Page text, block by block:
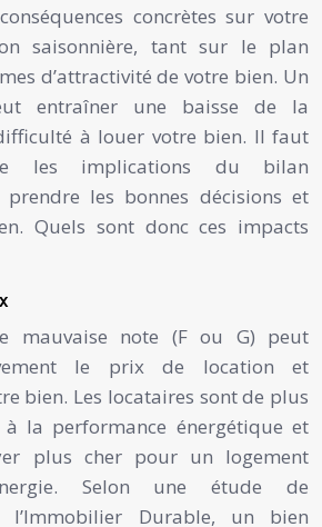
concrètes sur votre
saisonnière, tant sur le plan
d’attractivité de votre bien. Un
entraîner une baisse de la
à louer votre bien. Il faut
les implications du bilan
les bonnes décisions et
Quels sont donc ces impacts
mauvaise note (F ou G) peut
le prix de location et
bien. Les locataires sont de plus
la performance énergétique et
plus cher pour un logement
Selon une étude de
l’Immobilier Durable, un bien